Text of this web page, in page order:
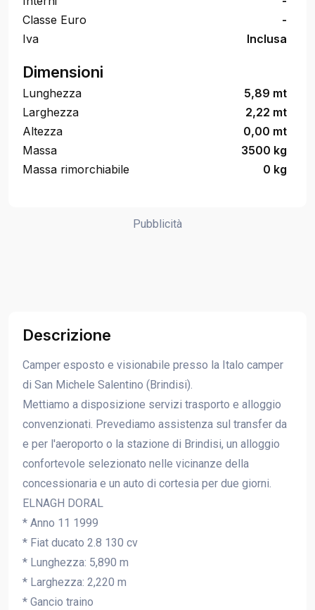
Classe Euro
-
Iva
Inclusa
Dimensioni
Lunghezza
5,89 mt
Larghezza
2,22 mt
Altezza
0,00 mt
Massa
3500 kg
Massa rimorchiabile
0 kg
Pubblicità
Descrizione
Camper esposto e visionabile presso la Italo camper
di San Michele Salentino (Brindisi).
Mettiamo a disposizione servizi trasporto e alloggio
convenzionati. Prevediamo assistenza sul transfer da
e per l'aeroporto o la stazione di Brindisi, un alloggio
confortevole selezionato nelle vicinanze della
concessionaria e un auto di cortesia per due giorni.
ELNAGH DORAL
* Anno 11 1999
* Fiat ducato 2.8 130 cv
* Lunghezza: 5,890 m
* Larghezza: 2,220 m
* Gancio traino